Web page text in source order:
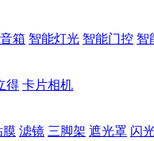
箱 智能灯光 智能门控 智
得 卡片相机
膜 滤镜 三脚架 遮光罩 闪